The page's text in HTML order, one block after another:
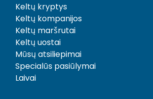
Keltų kryptys
Keltų kompanijos
Keltų maršrutai
Keltų uostai
Mūsų atsiliepimai
Specialūs pasiūlymai
Laivai